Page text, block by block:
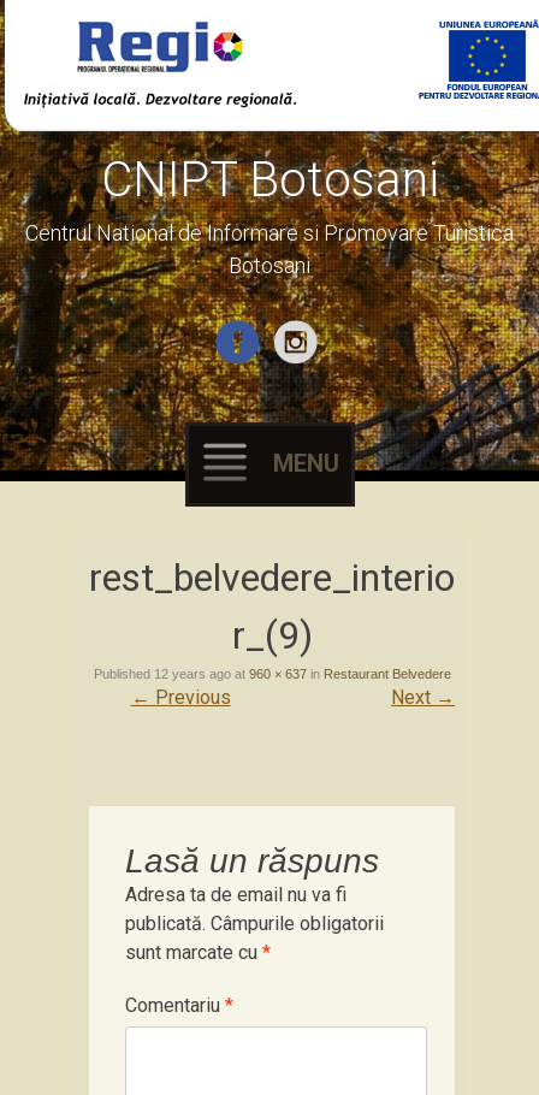
CNIPT Botosani
Centrul National de Informare si Promovare Turistica
Botosani
MENU
to
rest_belvedere_interio
r_(9)
Published 12 years agoat 960 × 637in Restaurant Belvedere
← Previous Next →
Lasă un răspuns
Adresa ta de email nu va fi
publicată. Câmpurile obligatorii
sunt marcate cu *
Comentariu *